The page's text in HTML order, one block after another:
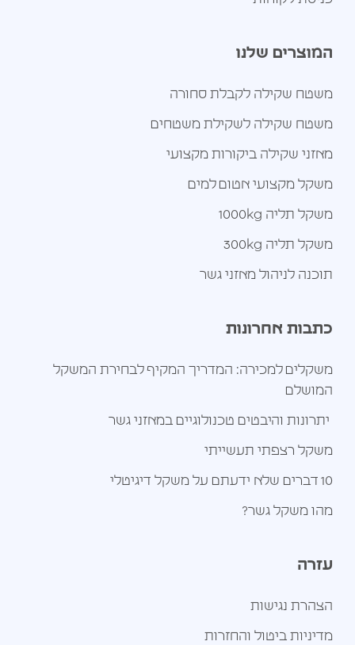
המוצרים שלנו
משטח שקילה לקבלת סחורה
משטח שקילה לשקילת משטחים
מאזני שקילה ביקורות מקצועי
משקל מקצועי אטום למים
משקל תליה 1000kg
משקל תליה 300kg
תוכנה לניהול מאזני גשר
כתבות אחרונות
משקלים למכירה: המדריך המקיף לבחירת המשקל
המושלם
יתרונות והיבטים טכנולוגיים במאזני גשר
משקל רצפתי תעשייתי
10 דברים שלא ידעתם על משקל דיגיטלי
מהו משקל גשר?
עזרה
הצהרת נגישות
מדיניות ביטול והחזרות